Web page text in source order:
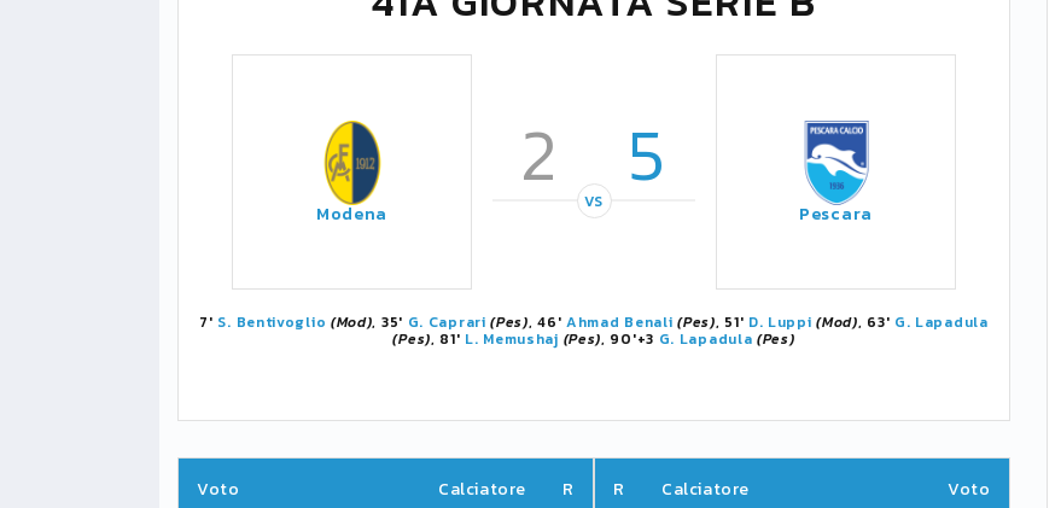
Modena
2 5
VS Pescara
7' S. Bentivoglio (Mod), 35' G. Caprari (Pes), 46'Ahmad Benali (Pes), 51' D. Luppi (Mod), 63' G. Lapadula
(Pes), 81' L. Memushaj (Pes), 90'+3 G. Lapadula (Pes)
Voto Calciatore R R Calciatore Voto